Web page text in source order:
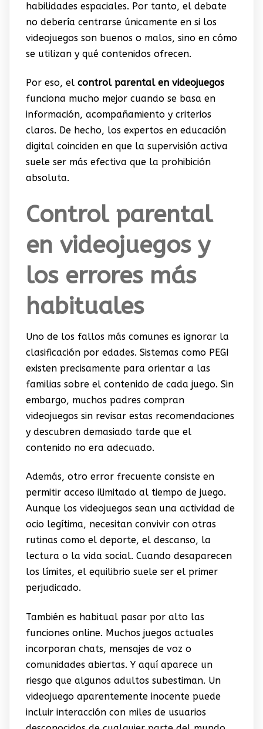
habilidades espaciales. Por tanto, el debate
no debería centrarse únicamente en si los
videojuegos son buenos o malos, sino en cómo
se utilizan y qué contenidos ofrecen.
Por eso, el control parental en videojuegos
funciona mucho mejor cuando se basa en
información, acompañamiento y criterios
claros. De hecho, los expertos en educación
digital coinciden en que la supervisión activa
suele ser más efectiva que la prohibición
absoluta.
Control parental
en videojuegos y
los errores más
habituales
Uno de los fallos más comunes es ignorar la
clasificación por edades. Sistemas como PEGI
existen precisamente para orientar a las
familias sobre el contenido de cada juego. Sin
embargo, muchos padres compran
videojuegos sin revisar estas recomendaciones
y descubren demasiado tarde que el
contenido no era adecuado.
Además, otro error frecuente consiste en
permitir acceso ilimitado al tiempo de juego.
Aunque los videojuegos sean una actividad de
ocio legítima, necesitan convivir con otras
rutinas como el deporte, el descanso, la
lectura o la vida social. Cuando desaparecen
los límites, el equilibrio suele ser el primer
perjudicado.
También es habitual pasar por alto las
funciones online. Muchos juegos actuales
incorporan chats, mensajes de voz o
comunidades abiertas. Y aquí aparece un
riesgo que algunos adultos subestiman. Un
videojuego aparentemente inocente puede
incluir interacción con miles de usuarios